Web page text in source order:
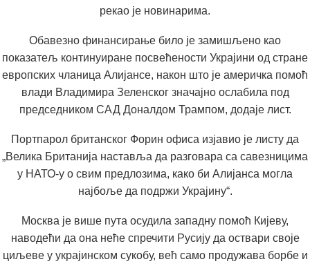
рекао је новинарима.
Обавезно финансирање било је замишљено као
показатељ континуиране посвећености Украјини од стране
европских чланица Алијансе, након што је америчка помоћ
влади Владимира Зеленског значајно ослабила под
председником САД Доналдом Трампом, додаје лист.
Портпарол британског Форин офиса изјавио је листу да
„Велика Британија наставља да разговара са савезницима
у НАТО-у о свим предлозима, како би Алијанса могла
најбоље да подржи Украјину“.
Москва је више пута осудила западну помоћ Кијеву,
наводећи да она неће спречити Русију да оствари своје
циљеве у украјинском сукобу, већ само продужава борбе и